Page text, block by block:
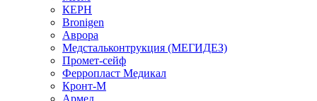
КЕРН
Bronigen
Аврора
Медстальконтрукция (МЕГИДЕЗ)
Промет-сейф
Ферропласт Медикал
Кронт-М
Армед